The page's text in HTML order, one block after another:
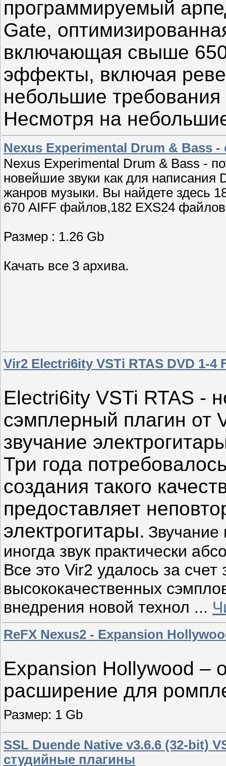
программируемый
Gate,
включающая свыше
эффекты, включая
небольшие
Несмотря на
Nexus Experimental Drum & Bass
Nexus Experimental Drum & Bass -
новейшие звуки как для написания
жанров музыки. Вы найдете здесь
670 AIFF файлов,182 EXS24
Размер : 1.26 Gb
Качать все 3 архива.
Vir2 Electri6ity VSTi RTAS DVD 1-4
Electri6ity VSTi RTAS -
сэмплерный плагин от
звучание
Три года
создания такого
предоставляет
электрогитары. Звучание
иногда звук практически
Все это Vir2 удалось за
высококачественных
внедрения новой технол ...
ReFX Nexus2 - Expansion
Expansion Hollywood –
расширение для
Размер: 1 Gb
SSL Duende Native v3.6.6 (32-bit)
студийные плагины